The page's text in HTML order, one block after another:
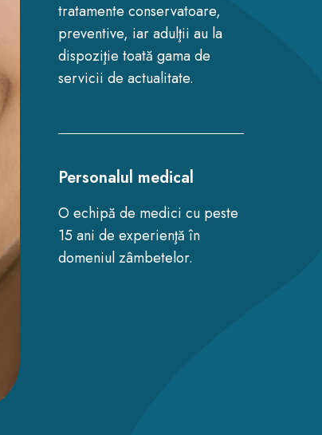
tratamente conservatoare,
preventive, iar adulţii au la
dispoziţie toată gama de
servicii de actualitate.
Personalul medical
O echipă de medici cu peste
15 ani de experienţă în
domeniul zâmbetelor.